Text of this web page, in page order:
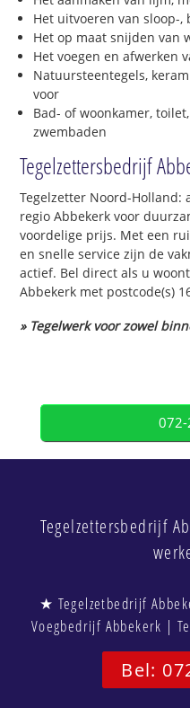
Het uitvoeren van sloop-,
Het op maat snijden van
Het voegen en afwerken
Natuursteentegels,
voor
Bad- of woonkamer,
zwembaden
Tegelzettersbedrijf
Tegelzetter Noord-
regio Abbekerk voor
voordelige prijs. Met een
en snelle service zijn de
actief. Bel direct als u
Abbekerk met postcode(s)
» Tegelwerk voor zowel
Tegelzettersbedrijf
★ Tegelzetbedrijf
Voegbedrijf Abbekerk |
Bel: